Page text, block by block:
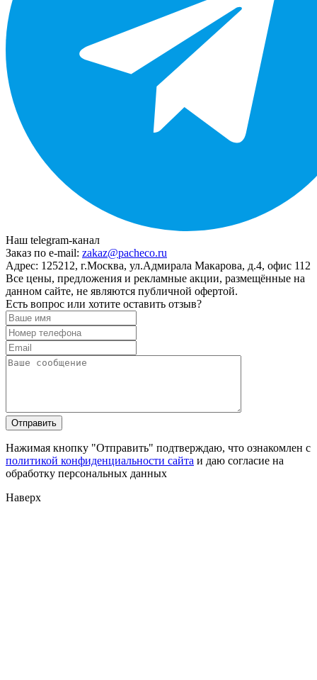
Наш telegram-канал
Заказ по e-mail: zakaz@pacheco.ru
Адрес: 125212, г.Москва, ул.Адмирала Макарова, д.4, офис 112
Все цены, предложения и рекламные акции, размещённые на
данном сайте, не являются публичной офертой.
Есть вопрос или хотите оставить отзыв?
Нажимая кнопку "Отправить" подтверждаю, что ознакомлен с
политикой конфиденциальности сайта и даю согласие на
обработку персональных данных
Наверх